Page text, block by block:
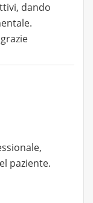
dando
paziente.